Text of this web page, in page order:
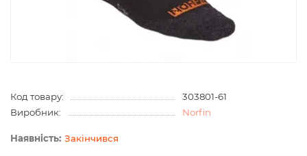
Код товару:
303801-61
Виробник:
Norfin
Закінчився